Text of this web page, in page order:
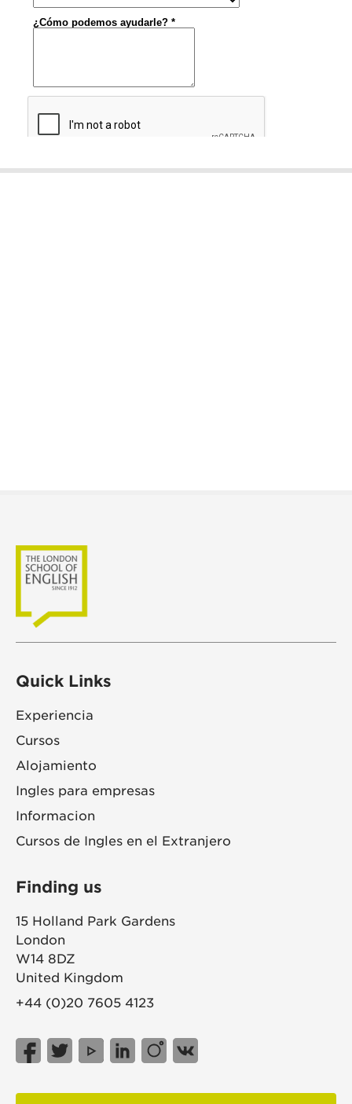
Quick Links
Experiencia
Cursos
Alojamiento
Ingles para empresas
Informacion
Cursos de Ingles en el Extranjero
Finding us
15 Holland Park Gardens
London
W14 8DZ
United Kingdom
+44 (0)20 7605 4123